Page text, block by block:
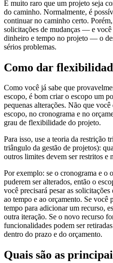
É muito raro que um projeto seja
do caminho. Normalmente, é
continuar no caminho certo.
solicitações de mudanças — e você
dinheiro e tempo no projeto — o
sérios problemas.
Como dar
Como você já sabe que
escopo, é bom criar o escopo um
pequenas alterações. Não que
escopo, no cronograma e no
grau de flexibilidade do projeto.
Para isso, use a teoria da restrição
triângulo da gestão de projetos):
outros limites devem ser restritos e
Por exemplo: se o cronograma e o
puderem ser alterados, então o
você precisará pesar as
ao tempo e ao orçamento. Se você
tempo para adicionar um recurso,
outra iteração. Se o novo recurso
funcionalidades podem ser
dentro do prazo e do orçamento.
Quais são as